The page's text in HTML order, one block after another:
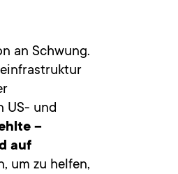
an Schwung.
US- und
–
auf
um zu helfen,